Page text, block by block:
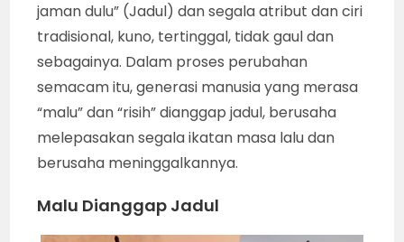
jaman dulu” (Jadul) dan segala atribut dan ciri
tradisional, kuno, tertinggal, tidak gaul dan
sebagainya. Dalam proses perubahan
semacam itu, generasi manusia yang merasa
“malu” dan “risih” dianggap jadul, berusaha
melepasakan segala ikatan masa lalu dan
berusaha meninggalkannya.
Malu Dianggap Jadul